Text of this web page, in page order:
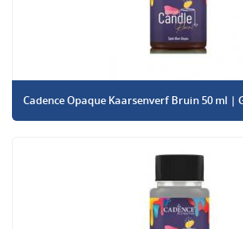
Cadence Opaque Kaarsenverf Bruin 50 ml |